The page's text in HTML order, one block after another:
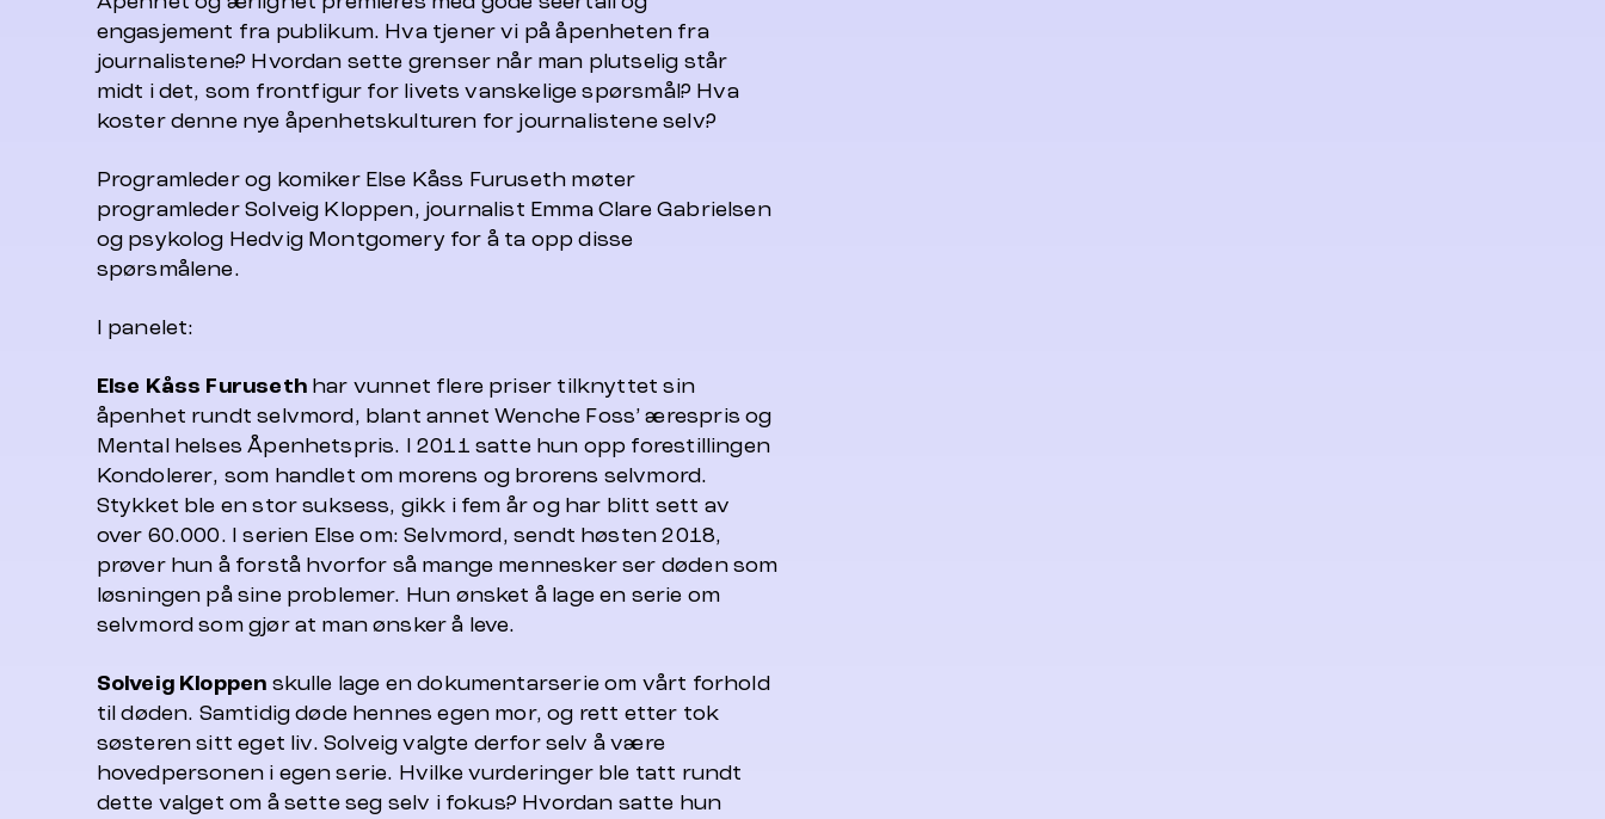
engasjement fra publikum. Hva tjener vi på åpenheten fra
journalistene? Hvordan sette grenser når man plutselig står
midt i det, som frontfigur for livets vanskelige spørsmål? Hva
koster denne nye åpenhetskulturen for journalistene selv?
Programleder og komiker Else Kåss Furuseth møter
programleder Solveig Kloppen, journalist Emma Clare Gabrielsen
og psykolog Hedvig Montgomery for å ta opp disse
spørsmålene.
I panelet:
Else Kåss Furusethhar vunnet flere priser tilknyttet sin
åpenhet rundt selvmord, blant annet Wenche Foss’ ærespris og
Mental helses Åpenhetspris. I 2011 satte hun opp forestillingen
Kondolerer, som handlet om morens og brorens selvmord.
Stykket ble en stor suksess, gikk i fem år og har blitt sett av
over 60.000. I serien Else om: Selvmord, sendt høsten 2018,
prøver hun å forstå hvorfor så mange mennesker ser døden som
løsningen på sine problemer. Hun ønsket å lage en serie om
selvmord som gjør at man ønsker å leve.
Solveig Kloppen skulle lage en dokumentarserie om vårt forhold
til døden. Samtidig døde hennes egen mor, og rett etter tok
søsteren sitt eget liv. Solveig valgte derfor selv å være
hovedpersonen i egen serie. Hvilke vurderinger ble tatt rundt
dette valget om å sette seg selv i fokus? Hvordan satte hun